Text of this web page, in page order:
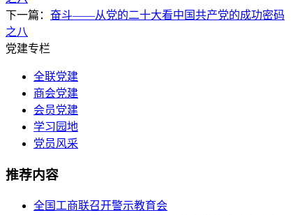
下一篇： 奋斗——从党的二十大看中国共产党的成功密码
之八
党建专栏
全联党建
商会党建
会员党建
学习园地
党员风采
推荐内容
全国工商联召开警示教育会